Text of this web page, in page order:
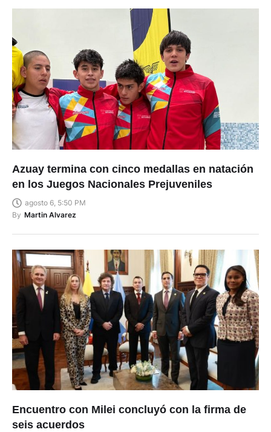
Azuay termina con cinco medallas en natación
en los Juegos Nacionales Prejuveniles
agosto 6, 5:50 PM
By Martin Alvarez
Encuentro con Milei concluyó con la firma de
seis acuerdos